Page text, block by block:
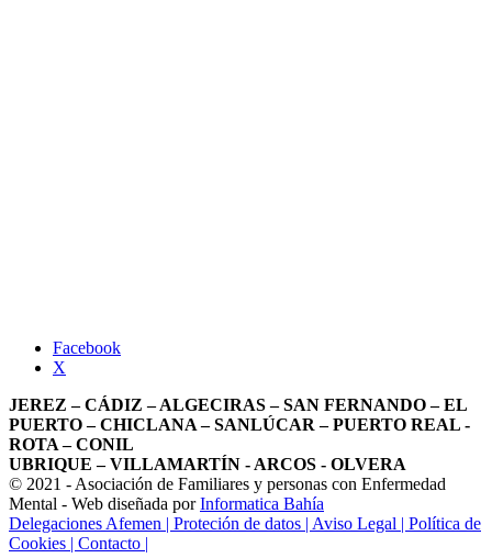
Facebook
X
JEREZ – CÁDIZ – ALGECIRAS – SAN FERNANDO – EL
PUERTO – CHICLANA – SANLÚCAR – PUERTO REAL -
ROTA – CONIL
UBRIQUE – VILLAMARTÍN - ARCOS - OLVERA
© 2021 - Asociación de Familiares y personas con Enfermedad
Mental - Web diseñada porInformatica Bahía
Delegaciones Afemen | Proteción de datos | Aviso Legal | Política de
Cookies | Contacto |